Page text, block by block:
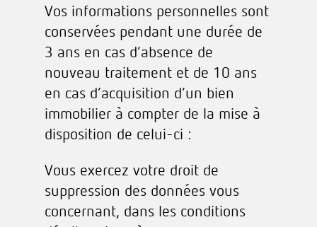
Vos informations personnelles sont
conservées pendant une durée de
3 ans en cas d’absence de
nouveau traitement et de 10 ans
en cas d’acquisition d’un bien
immobilier à compter de la mise à
disposition de celui-ci :
Vous exercez votre droit de
suppression des données vous
concernant, dans les conditions